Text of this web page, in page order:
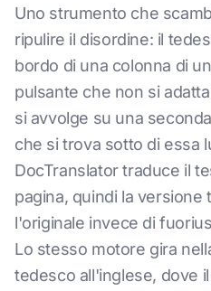
Uno strumento che
ripulire il disordine: il
bordo di una colonna di
pulsante che non si
si avvolge su una
che si trova sotto di essa
DocTranslator traduce il
pagina, quindi la versione
l'originale invece di
Lo stesso motore gira
tedesco all'inglese, dove